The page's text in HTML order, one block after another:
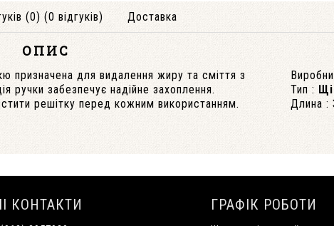
(0) (0 відгуків) Доставка
ОПИС
призначена для видалення жиру та сміття з
ручки забезпечує надійне захоплення.
решітку перед кожним використанням.
Тип :
Длина :
КОНТАКТИ ГРАФІК РОБОТИ